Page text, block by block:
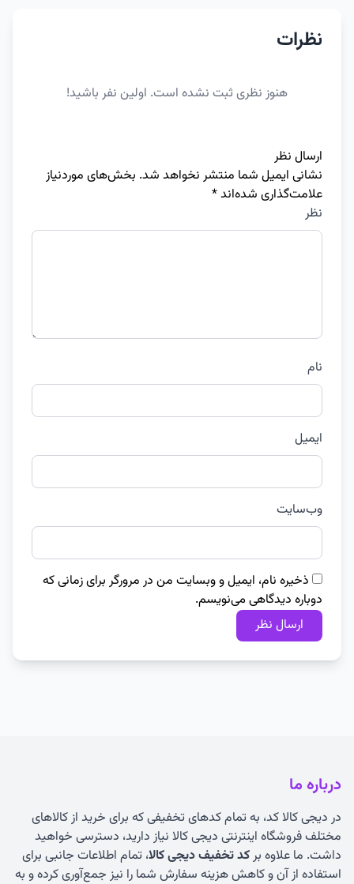
نظرات
هنوز نظری ثبت نشده است. اولین نفر باشید!
ارسال نظر
نشانی ایمیل شما منتشر نخواهد شد. بخش‌های موردنیاز
علامت‌گذاری شده‌اند*
نظر
نام
ایمیل
وب‌سایت
ذخیره نام، ایمیل و وبسایت من در مرورگر برای زمانی که
دوباره دیدگاهی می‌نویسم.
درباره ما
در دیجی کالا کد، به تمام کدهای تخفیفی که برای خرید از کالاهای
مختلف فروشگاه اینترنتی دیجی کالا نیاز دارید، دسترسی خواهید
داشت. ما علاوه برکد تخفیف دیجی کالا، تمام اطلاعات جانبی برای
استفاده از آن و کاهش هزینه سفارش شما را نیز جمع‌آوری کرده و به